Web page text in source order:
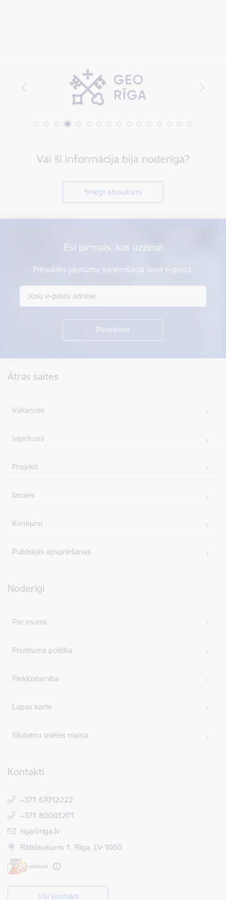
Vai šī informācija bija noderīga?
Sniegt atsauksmi
Esi pirmais, kas uzzina!
Piesakies jaunumu saņemšanai savā e-pastā.
Ātrās saites
Vakances
Iepirkumi
Projekti
Izsoles
Konkursi
Publiskās apspriešanas
Noderīgi
Par mums
Privātuma politika
Piekļūstamība
Lapas karte
Sīkdatņu izvēles maiņa
Kontakti
+371 67012222
+371 80001201
E-pasts:
riga@riga.lv
Rātslaukums 1, Rīga, LV-1050
Visi kontakti